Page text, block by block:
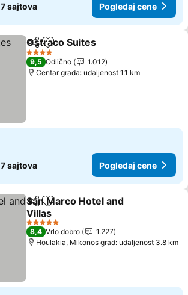
7 sajtova Pogledaj cene
Deli Dodati u favorite
Ostraco Suites
4 Zvezdice
9,5 Odlično
1.012
Centar grada: udaljenost 1.1 km
7 sajtova Pogledaj cene
Deli Dodati u favorite
San Marco Hotel and
Villas
Pogledaj cene
5 Zvezdice
8,4 Vrlo dobro
1.227
Houlakia, Mikonos grad: udaljenost 3.8 km